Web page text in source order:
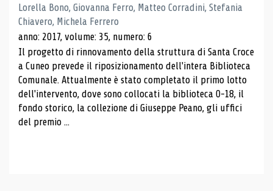
Lorella Bono, Giovanna Ferro, Matteo Corradini, Stefania
Chiavero, Michela Ferrero
anno: 2017, volume: 35, numero: 6
Il progetto di rinnovamento della struttura di Santa Croce
a Cuneo prevede il riposizionamento dell'intera Biblioteca
Comunale. Attualmente è stato completato il primo lotto
dell'intervento, dove sono collocati la biblioteca 0-18, il
fondo storico, la collezione di Giuseppe Peano, gli uffici
del premio ...